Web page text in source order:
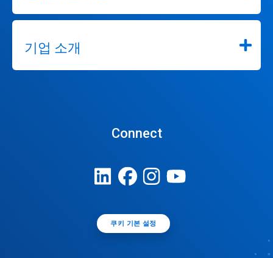
기업 소개
Connect
쿠키 기본 설정